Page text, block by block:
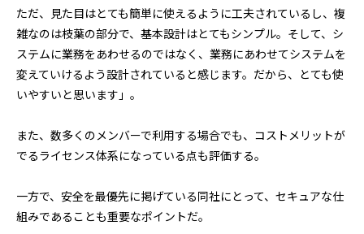
ただ、見た目はとても簡単に使えるように工夫されているし、複
雑なのは枝葉の部分で、基本設計はとてもシンプル。そして、シ
ステムに業務をあわせるのではなく、業務にあわせてシステムを
変えていけるよう設計されていると感じます。だから、とても使
いやすいと思います」。
また、数多くのメンバーで利用する場合でも、コストメリットが
でるライセンス体系になっている点も評価する。
一方で、安全を最優先に掲げている同社にとって、セキュアな仕
組みであることも重要なポイントだ。